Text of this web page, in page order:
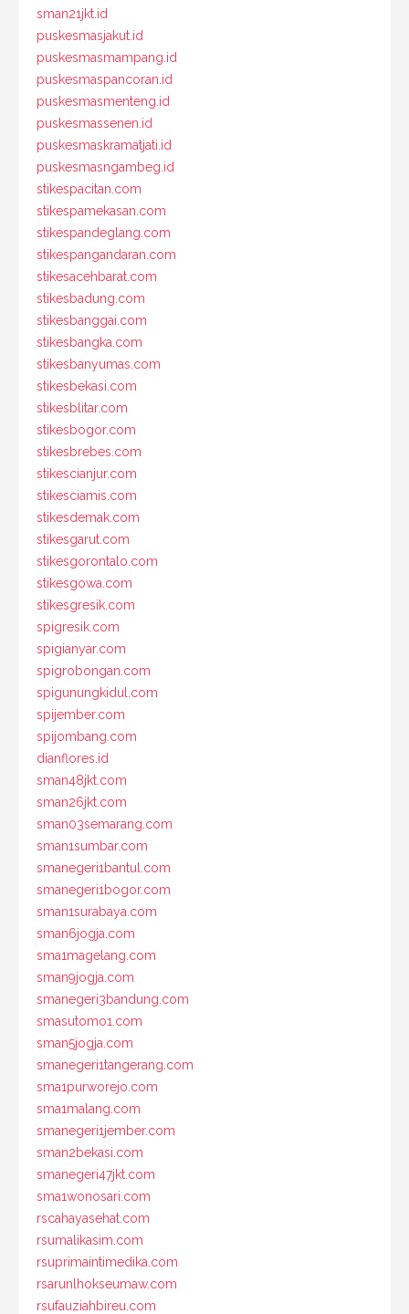
sman21jkt.id
puskesmasjakut.id
puskesmasmampang.id
puskesmaspancoran.id
puskesmasmenteng.id
puskesmassenen.id
puskesmaskramatjati.id
puskesmasngambeg.id
stikespacitan.com
stikespamekasan.com
stikespandeglang.com
stikespangandaran.com
stikesacehbarat.com
stikesbadung.com
stikesbanggai.com
stikesbangka.com
stikesbanyumas.com
stikesbekasi.com
stikesblitar.com
stikesbogor.com
stikesbrebes.com
stikescianjur.com
stikesciamis.com
stikesdemak.com
stikesgarut.com
stikesgorontalo.com
stikesgowa.com
stikesgresik.com
spigresik.com
spigianyar.com
spigrobongan.com
spigunungkidul.com
spijember.com
spijombang.com
dianflores.id
sman48jkt.com
sman26jkt.com
sman03semarang.com
sman1sumbar.com
smanegeri1bantul.com
smanegeri1bogor.com
sman1surabaya.com
sman6jogja.com
sma1magelang.com
sman9jogja.com
smanegeri3bandung.com
smasutomo1.com
sman5jogja.com
smanegeri1tangerang.com
sma1purworejo.com
sma1malang.com
smanegeri1jember.com
sman2bekasi.com
smanegeri47jkt.com
sma1wonosari.com
rscahayasehat.com
rsumalikasim.com
rsuprimaintimedika.com
rsarunlhokseumaw.com
rsufauziahbireu.com